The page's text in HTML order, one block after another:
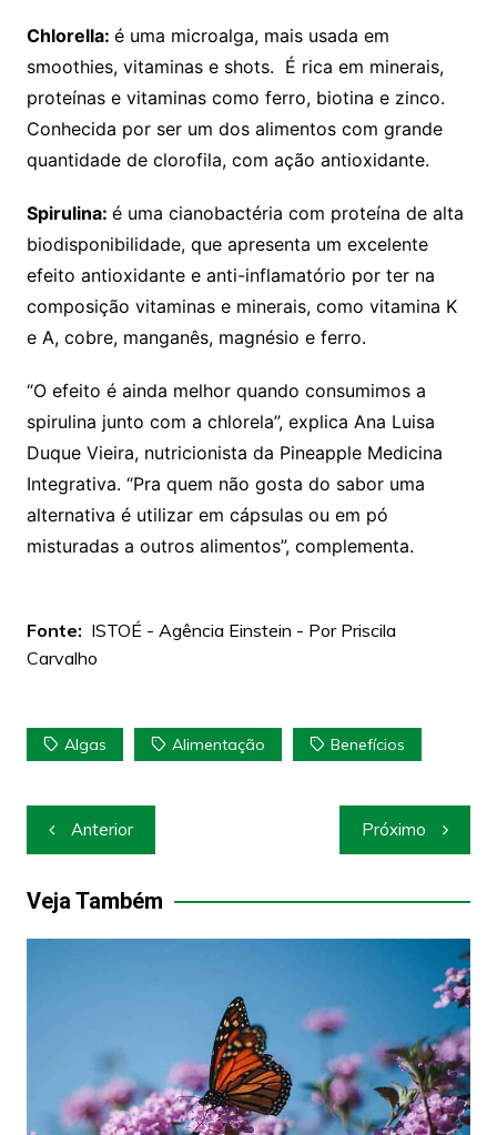
Chlorella: é uma microalga, mais usada em
smoothies, vitaminas e shots. É rica em minerais,
proteínas e vitaminas como ferro, biotina e zinco.
Conhecida por ser um dos alimentos com grande
quantidade de clorofila, com ação antioxidante.
Spirulina: é uma cianobactéria com proteína de alta
biodisponibilidade, que apresenta um excelente
efeito antioxidante e anti-inflamatório por ter na
composição vitaminas e minerais, como vitamina K
e A, cobre, manganês, magnésio e ferro.
“O efeito é ainda melhor quando consumimos a
spirulina junto com a chlorela”, explica Ana Luisa
Duque Vieira, nutricionista da Pineapple Medicina
Integrativa. “Pra quem não gosta do sabor uma
alternativa é utilizar em cápsulas ou em pó
misturadas a outros alimentos”, complementa.
Fonte: ISTOÉ - Agência Einstein - Por Priscila
Carvalho
Algas Alimentação Benefícios
Navegação
de
Post
Anterior Próximo
Veja Também